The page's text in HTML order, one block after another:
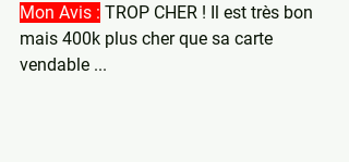
Mon Avis : TROP CHER ! Il est très bon
mais 400k plus cher que sa carte
vendable ...